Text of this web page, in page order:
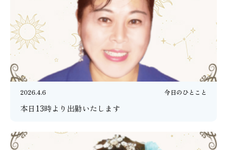
2026.4.6 今日のひとこと
本日13時より出勤いたします